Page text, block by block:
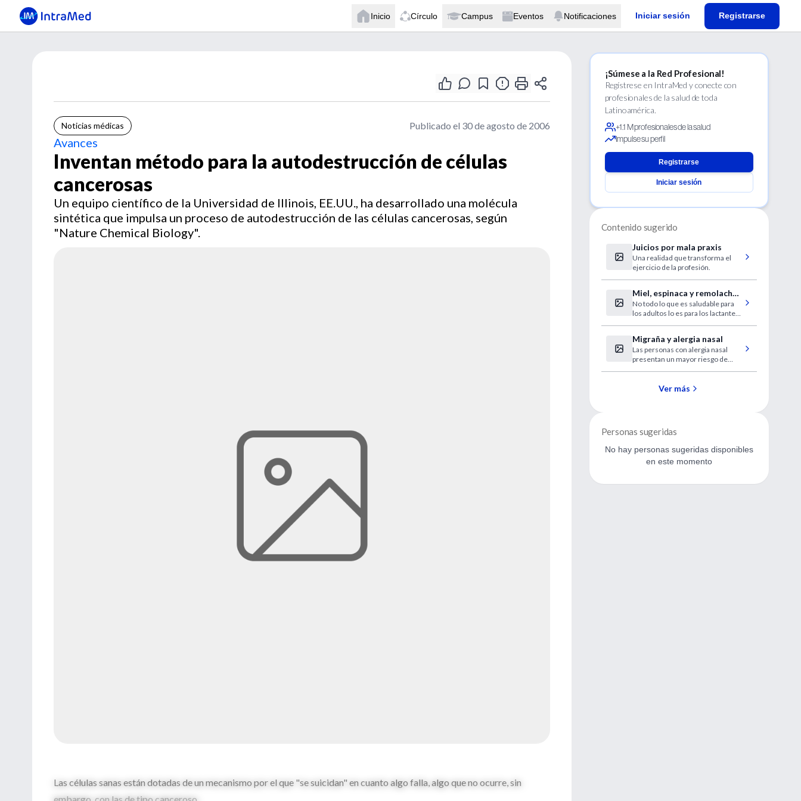
Inicio Círculo Campus Eventos Notificaciones Iniciar sesión Registrarse
Noticias médicas Publicado el 30 de agosto de 2006
Avances
Inventan método para la autodestrucción de células
cancerosas
Un equipo científico de la Universidad de Illinois, EE.UU., ha desarrollado una molécula
sintética que impulsa un proceso de autodestrucción de las células cancerosas, según
"Nature Chemical Biology".
Las células sanas están dotadas de un mecanismo por el que "se suicidan" en cuanto algo falla, algo que no ocurre, sin
embargo, con las de tipo canceroso.
¡Súmese a la Red Profesional!
Regístrese en IntraMed y conecte con
profesionales de la salud de toda
Latinoamérica.
+1.1 M profesionales de la salud
Impulse su perfil
Registrarse
Iniciar sesión
Contenido sugerido
Juicios por mala praxis
Una realidad que transforma el
ejercicio de la profesión.
Miel, espinaca y remolacha:
alimentos prohibidos para
niños menores de un año
No todo lo que es saludable para
los adultos lo es para los lactantes.
potencialmente alergénicos, no
aconsejados por los especialistas.
Migraña y alergia nasal
Las personas con alergia nasal
presentan un mayor riesgo de
Ver más
Personas sugeridas
No hay personas sugeridas disponibles
en este momento